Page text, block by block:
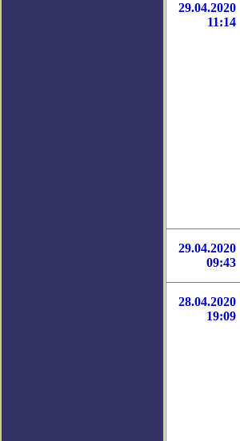
29.04.2020
11:14
29.04.2020
09:43
28.04.2020
19:09